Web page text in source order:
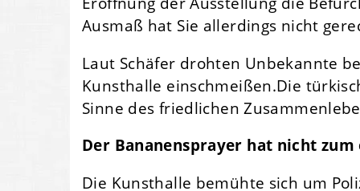
Ausmaß hat Sie allerdings nicht
Laut Schäfer drohten Unbekannte
Kunsthalle einschmeißen.Die
Sinne des friedlichen
Der Bananensprayer hat nicht
Die Kunsthalle bemühte sich um